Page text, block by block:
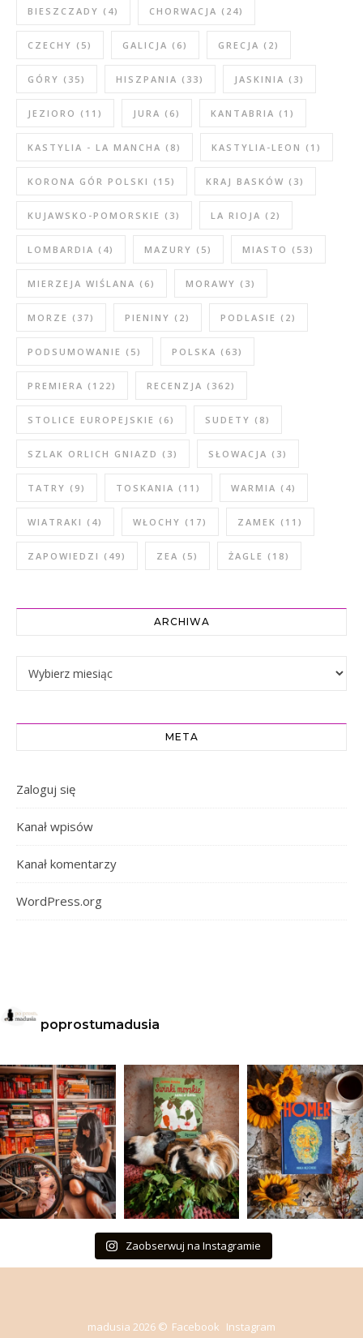
BIESZCZADY (4) CHORWACJA (24)
CZECHY (5) GALICJA (6) GRECJA (2)
GÓRY (35) HISZPANIA (33) JASKINIA (3)
JEZIORO (11) JURA (6) KANTABRIA (1)
KASTYLIA - LA MANCHA (8) KASTYLIA-LEON (1)
KORONA GÓR POLSKI (15) KRAJ BASKÓW (3)
KUJAWSKO-POMORSKIE (3) LA RIOJA (2)
LOMBARDIA (4) MAZURY (5) MIASTO (53)
MIERZEJA WIŚLANA (6) MORAWY (3)
MORZE (37) PIENINY (2) PODLASIE (2)
PODSUMOWANIE (5) POLSKA (63)
PREMIERA (122) RECENZJA (362)
STOLICE EUROPEJSKIE (6) SUDETY (8)
SZLAK ORLICH GNIAZD (3) SŁOWACJA (3)
TATRY (9) TOSKANIA (11) WARMIA (4)
WIATRAKI (4) WŁOCHY (17) ZAMEK (11)
ZAPOWIEDZI (49) ZEA (5) ŻAGLE (18)
ARCHIWA
Archiwa
META
Zaloguj się
Kanał wpisów
Kanał komentarzy
WordPress.org
poprostumadusia
Zaobserwuj na Instagramie
madusia 2026 © Facebook Instagram